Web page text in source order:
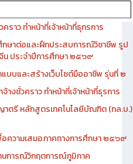
าว ทำหน้าที่เจ้าหน้าที่ธุกรการ
ษาต่อและฝึกประสบการณ์วิชาชีพ รูป
ประจำปีการศึกษา ๒๕๖๙
บบและสร้างเว็บไซต์มืออาชีพ รุ่นที่ ๒
ชั่วคราว ทำหน้าที่เจ้าหน้าที่ธุรการ
ตรี หลักสูตรเทคโนโลยีบัณฑิต (ทล.บ.)
ความเสมอภาคทางการศึกษา ๒๕๖๙
นการณ์วิกฤตการณ์ภูมิภาค